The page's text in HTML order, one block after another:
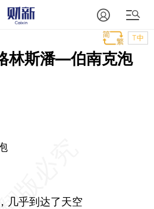
T中
林斯潘—伯南克泡
乎到达了天空